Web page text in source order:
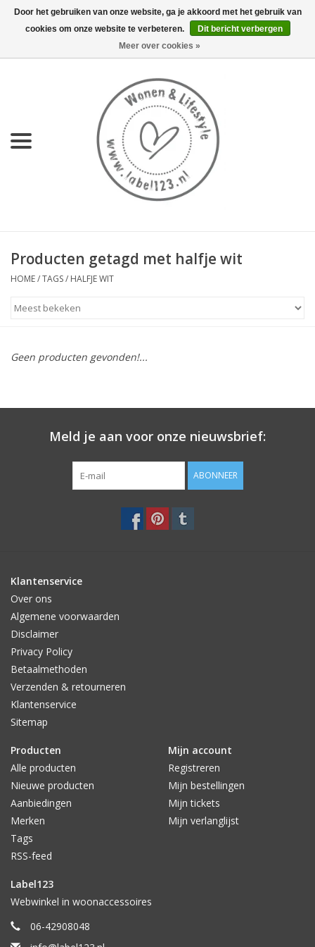
0 Artikelen - €0,00
KEUKEN
LIFESTYLE
MEUBELS
Producten getagd met halfje wit
HOME/TAGS/ HALFJE WIT
Geen producten gevonden!...
Meld je aan voor onze nieuwsbrief:
ABONNEER
Klantenservice
Over ons
Algemene voorwaarden
Disclaimer
Privacy Policy
Betaalmethoden
Verzenden & retourneren
Klantenservice
Sitemap
Producten
Alle producten
Nieuwe producten
Aanbiedingen
Merken
Tags
RSS-feed
Mijn account
Registreren
Mijn bestellingen
Mijn tickets
Mijn verlanglijst
Label123
Webwinkel in woonaccessoires
06-42908048
Door het gebruiken van onze website, ga je akkoord met het gebruik van
cookies om onze website te verbeteren.
Dit bericht verbergen
Meer over cookies »